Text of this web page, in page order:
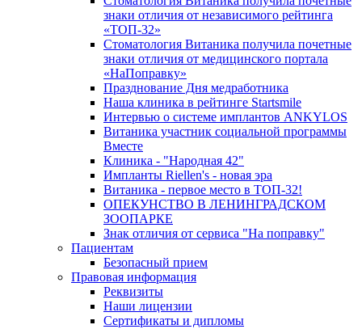
знаки отличия от независимого рейтинга
«ТОП-32»
Стоматология Витаника получила почетные
знаки отличия от медицинского портала
«НаПоправку»
Празднование Дня медработника
Наша клиника в рейтинге Startsmile
Интервью о системе имплантов ANKYLOS
Витаника участник социальной программы
Вместе
Клиника - "Народная 42"
Импланты Riellen's - новая эра
Витаника - первое место в ТОП-32!
ОПЕКУНСТВО В ЛЕНИНГРАДСКОМ
ЗООПАРКЕ
Знак отличия от сервиса "На поправку"
Пациентам
Безопасный прием
Правовая информация
Реквизиты
Наши лицензии
Сертификаты и дипломы